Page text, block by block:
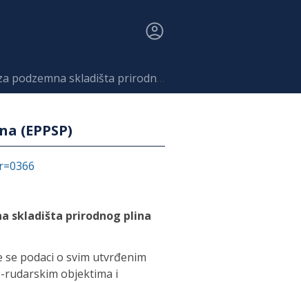
skladišta prirodnog plina (EPPSP)
(EPPSP)
skladišta prirodnog plina
se podaci o svim utvrđenim
rudarskim objektima i